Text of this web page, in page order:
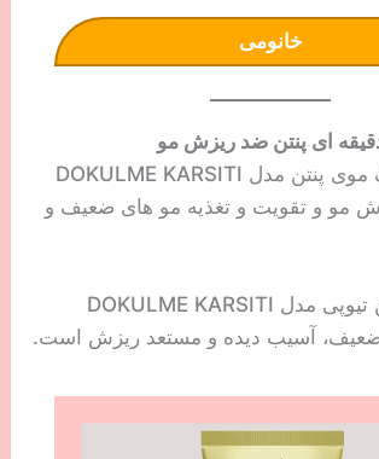
خانومی
از خواص ماسک موی پنتن مدل DOKULME KARSITI
مو و تقویت و تغذیه مو های ضعیف و
ماسک موی پنتن تیوپی مدل DOKULME KARSITI
آسیب دیده و مستعد ریزش است.